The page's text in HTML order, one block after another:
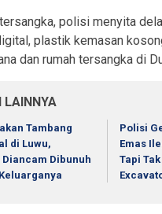
polisi menyita
plastik kemasan
dan rumah tersangka di
LAINNYA
Tambang
di Luwu,
Diancam Dibunuh
Polisi
Emas
Tapi